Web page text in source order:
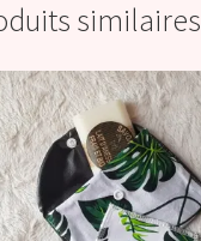
similaires